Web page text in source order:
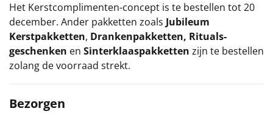
Het Kerstcomplimenten-concept is te bestellen tot 20
december. Ander pakketten zoals Jubileum
Kerstpakketten, Drankenpakketten, Rituals-
geschenken en Sinterklaaspakketten zijn te bestellen
zolang de voorraad strekt.
Bezorgen